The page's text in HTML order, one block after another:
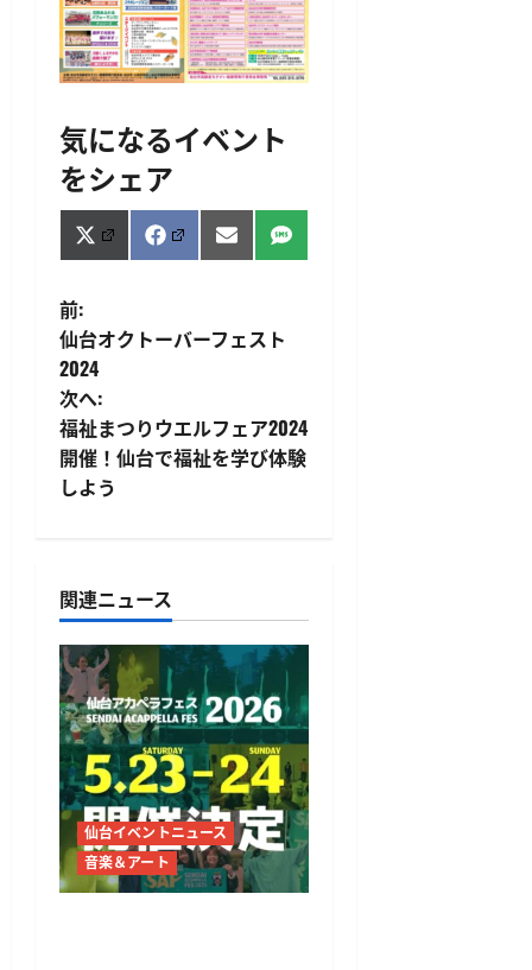
気になるイベント
をシェア
Share
on
X
(Twitter)
Share
on
FacebookShare
on
EmailShare
on
SMS
投
稿
ナ
ビ
シ
ョ
ン
前:
仙台オクトーバーフェスト
2024
次へ:
福祉まつりウエルフェア2024
開催！仙台で福祉を学び体験
しよう
関連ニュース
仙台イベントニュース
音楽＆アート